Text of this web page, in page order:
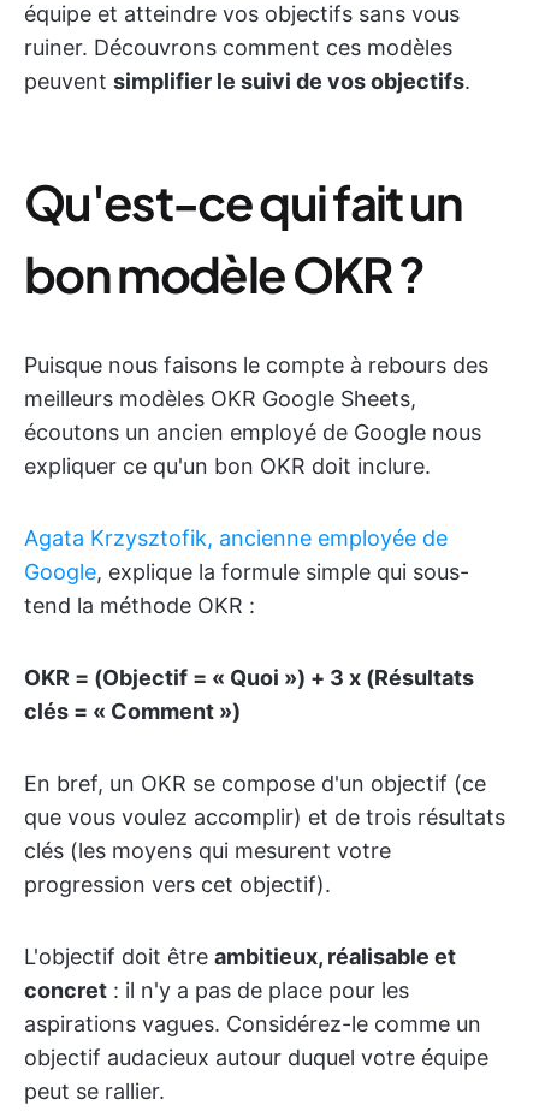
équipe et atteindre vos objectifs sans vous
ruiner. Découvrons comment ces modèles
peuvent simplifier le suivi de vos objectifs.
Qu'est-ce qui fait un
bon modèle OKR ?
Puisque nous faisons le compte à rebours des
meilleurs modèles OKR Google Sheets,
écoutons un ancien employé de Google nous
expliquer ce qu'un bon OKR doit inclure.
Agata Krzysztofik, ancienne employée de
Google, explique la formule simple qui sous-
tend la méthode OKR :
OKR = (Objectif = « Quoi ») + 3 x (Résultats
clés = « Comment »)
En bref, un OKR se compose d'un objectif (ce
que vous voulez accomplir) et de trois résultats
clés (les moyens qui mesurent votre
progression vers cet objectif).
L'objectif doit être ambitieux, réalisable et
concret : il n'y a pas de place pour les
aspirations vagues. Considérez-le comme un
objectif audacieux autour duquel votre équipe
peut se rallier.